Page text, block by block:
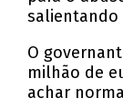
salientando
O
milhão de
achar